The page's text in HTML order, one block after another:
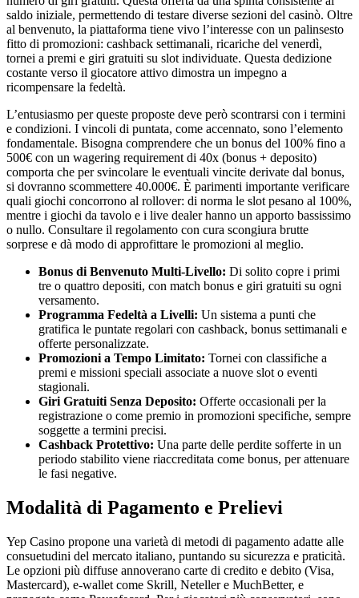
saldo iniziale, permettendo di testare diverse sezioni del casinò. Oltre
al benvenuto, la piattaforma tiene vivo l’interesse con un palinsesto
fitto di promozioni: cashback settimanali, ricariche del venerdì,
tornei a premi e giri gratuiti su slot individuate. Questa dedizione
costante verso il giocatore attivo dimostra un impegno a
ricompensare la fedeltà.
L’entusiasmo per queste proposte deve però scontrarsi con i termini
e condizioni. I vincoli di puntata, come accennato, sono l’elemento
fondamentale. Bisogna comprendere che un bonus del 100% fino a
500€ con un wagering requirement di 40x (bonus + deposito)
comporta che per svincolare le eventuali vincite derivate dal bonus,
si dovranno scommettere 40.000€. È parimenti importante verificare
quali giochi concorrono al rollover: di norma le slot pesano al 100%,
mentre i giochi da tavolo e i live dealer hanno un apporto bassissimo
o nullo. Consultare il regolamento con cura scongiura brutte
sorprese e dà modo di approfittare le promozioni al meglio.
Bonus di Benvenuto Multi-Livello: Di solito copre i primi
tre o quattro depositi, con match bonus e giri gratuiti su ogni
versamento.
Programma Fedeltà a Livelli: Un sistema a punti che
gratifica le puntate regolari con cashback, bonus settimanali e
offerte personalizzate.
Promozioni a Tempo Limitato: Tornei con classifiche a
premi e missioni speciali associate a nuove slot o eventi
stagionali.
Giri Gratuiti Senza Deposito: Offerte occasionali per la
registrazione o come premio in promozioni specifiche, sempre
soggette a termini precisi.
Cashback Protettivo: Una parte delle perdite sofferte in un
periodo stabilito viene riaccreditata come bonus, per attenuare
le fasi negative.
Modalità di Pagamento e Prelievi
Yep Casino propone una varietà di metodi di pagamento adatte alle
consuetudini del mercato italiano, puntando su sicurezza e praticità.
Le opzioni più diffuse annoverano carte di credito e debito (Visa,
Mastercard), e-wallet come Skrill, Neteller e MuchBetter, e